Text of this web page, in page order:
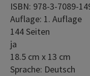
ISBN: 978-3-7089-
Auflage: 1. Auflage
144 Seiten
ja
18.5 cm x 13 cm
Sprache: Deutsch